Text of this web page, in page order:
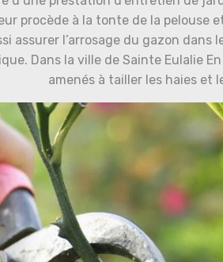
procède à la tonte de la
assurer l’arrosage du gazon dans
Dans la ville de Sainte Eulalie
amenés à tailler les haies et